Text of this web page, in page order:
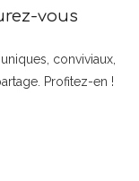
vous
conviviaux,
Profitez-en !